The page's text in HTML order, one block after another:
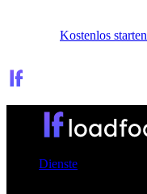
Kostenlos starten
Dienste